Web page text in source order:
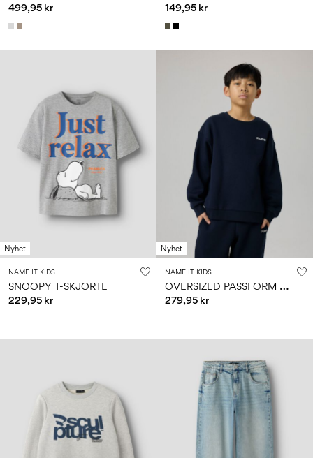
499,95 kr
149,95 kr
Nyhet
NAME IT KIDS
SNOOPY T-SKJORTE
229,95 kr
Nyhet
NAME IT KIDS
O
VERSIZED PASSFORM SWEATSHIRT
279,95 kr